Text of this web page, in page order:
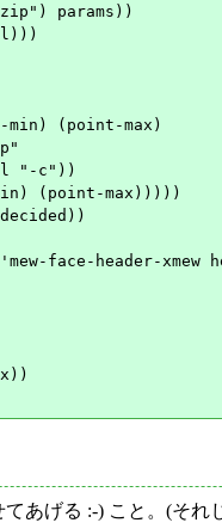
params))
min) (point-max)
"-c"))
(point-max)))))
face-header-xmew
あげる :-) こと。(そ